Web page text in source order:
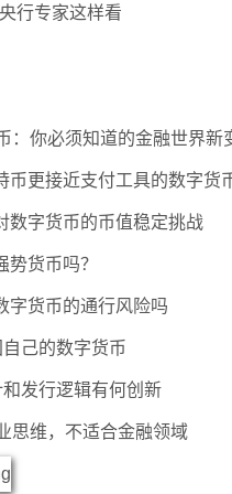
行专家这样看
：你必须知道的金融世界新
币更接近支付工具的数字货
数字货币的币值稳定挑战
货币吗？
字货币的通行风险吗
己的数字货币
发行逻辑有何创新
思维，不适合金融领域